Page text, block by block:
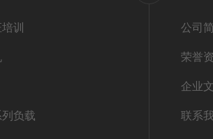
训
负载
公司
荣誉
企业
联系